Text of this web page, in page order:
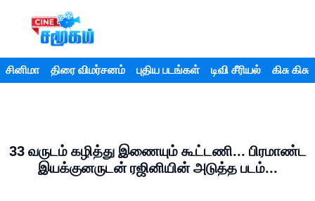
சினிமா திரை விமர்சனம் புதிய படங்கள் டிவி சீரியல் கிசு கிசு
33 வருடம் கழித்து இணையும் கூட்டணி... பிரமாண்ட
இயக்குனருடன் ரஜினியின் அடுத்த படம்...